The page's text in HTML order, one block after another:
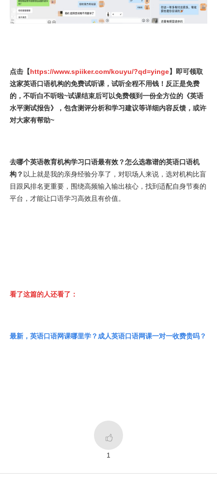
点击【https://www.spiiker.com/kouyu/?qd=yinge】即可领取
这家英语口语机构的免费试听课，试听全程不用钱！反正是免费
的，不听白不听啦~试课结束后可以免费领到一份全方位的《英语
水平测试报告》，包含测评分析和学习建议等详细内容反馈，或许
对大家有帮助~
去哪个英语教育机构学习口语最有效？怎么选靠谱的英语口语机
构？ 以上就是我的亲身经验分享了，对职场人来说，选对机构比盲
目跟风排名更重要，围绕高频输入输出核心，找到适配自身节奏的
平台，才能让口语学习高效且有价值。
看了这篇的人还看了：
最新，英语口语网课哪里学？成人英语口语网课一对一收费贵吗？

1